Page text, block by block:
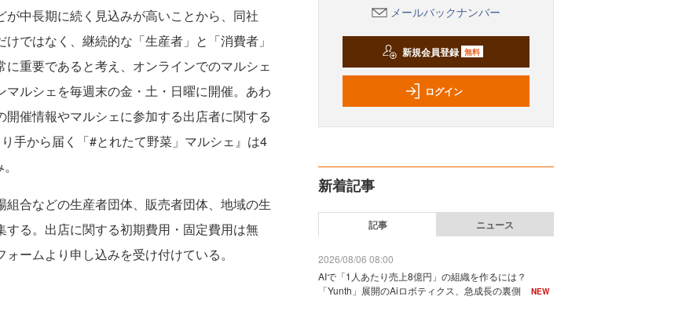
中長期に続く見込みが高いことから、同社
ではなく、継続的な「生産者」と「消費者」
重要であると考え、オンラインでのマルシェ
ルシェを毎週末の金・土・日曜に開催。あわ
催情報やマルシェに参加する出店者に関する
⼿から届く「#とれたて野菜」マルシェ』は4
合などの生産者団体、販売者団体、地域の生
る。出店に関する初期費用・固定費用は無
ームより申し込みを受け付けている。
メールバックナンバー
新規会員登録 無料
ログイン
新着記事
記事 ニュース
2026/08/06 08:00
AIで「1人あたり売上8億円」の組織を作るには？
「Yunth」展開のAiロボティクス、急成長の裏側
NEW